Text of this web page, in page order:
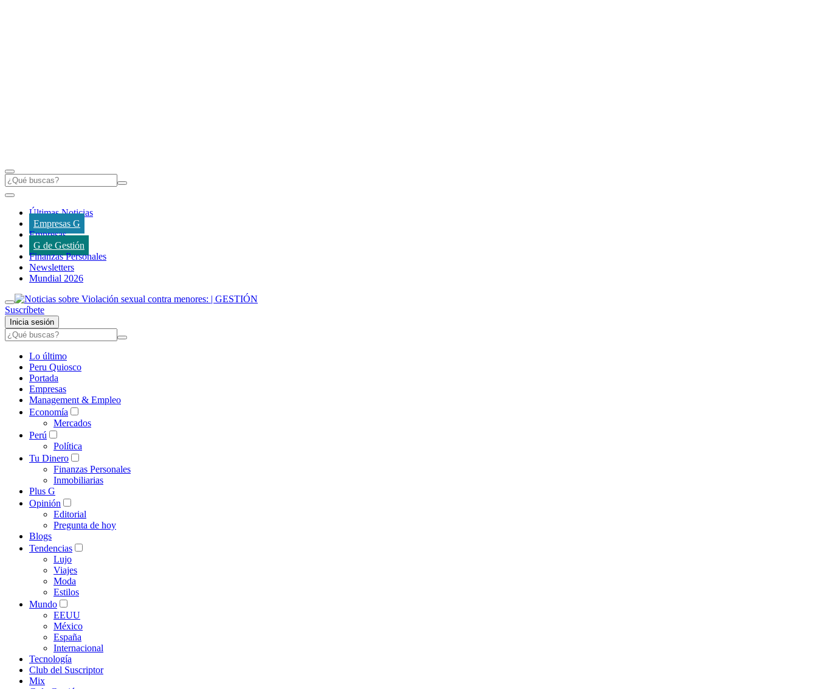
Últimas Noticias
Empresas G
Empresas
G de Gestión
Finanzas Personales
Newsletters
Mundial 2026
Suscríbete
Inicia sesión
Lo último
Peru Quiosco
Portada
Empresas
Management & Empleo
Economía
Mercados
Perú
Política
Tu Dinero
Finanzas Personales
Inmobiliarias
Plus G
Opinión
Editorial
Pregunta de hoy
Blogs
Tendencias
Lujo
Viajes
Moda
Estilos
Mundo
EEUU
México
España
Internacional
Tecnología
Club del Suscriptor
Mix